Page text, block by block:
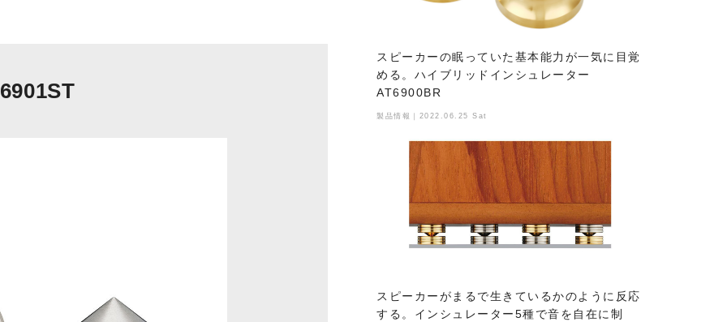
スピーカーの眠っていた基本能力が一気に目覚
める。ハイブリッドインシュレーター
AT6900BR
製品情報｜2022.06.25 Sat
スピーカーがまるで生きているかのように反応
する。インシュレーター5種で音を自在に制